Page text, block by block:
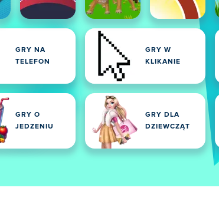
GRY NA
TELEFON
GRY W
KLIKANIE
GRY O
JEDZENIU
GRY DLA
DZIEWCZĄT